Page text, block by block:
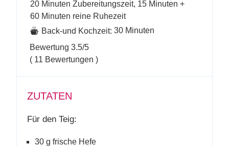
20 Minuten Zubereitungszeit, 15 Minuten +
60 Minuten reine Ruhezeit
Back-und Kochzeit: 30 Minuten
Bewertung 3.5/5
( 11 Bewertungen )
ZUTATEN
Für den Teig:
30 g frische Hefe